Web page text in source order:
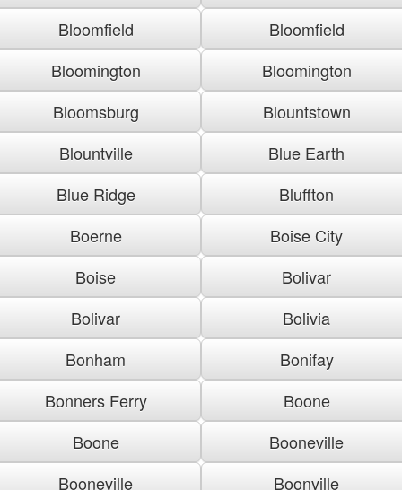
Bloomfield
Bloomfield
Bloomington
Bloomington
Bloomsburg
Blountstown
Blountville
Blue Earth
Blue Ridge
Bluffton
Boerne
Boise City
Boise
Bolivar
Bolivar
Bolivia
Bonham
Bonifay
Bonners Ferry
Boone
Boone
Booneville
Booneville
Boonville